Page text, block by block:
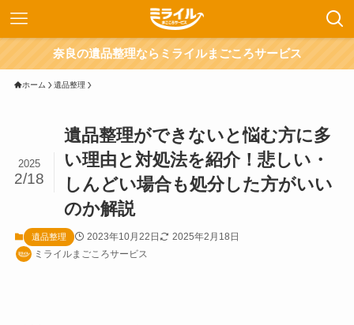
奈良の遺品整理ならミライルまごころサービス
ホーム 遺品整理
遺品整理ができないと悩む方に多
い理由と対処法を紹介！悲しい・
しんどい場合も処分した方がいい
のか解説
2025
2/18
遺品整理 2023年10月22日
2025年2月18日
ミライルまごころサービス